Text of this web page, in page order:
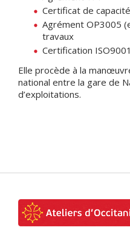
Certificat de capacité
Agrément OP3005
travaux
Certification
Elle procède à la
national entre la gare de
d’exploitations.